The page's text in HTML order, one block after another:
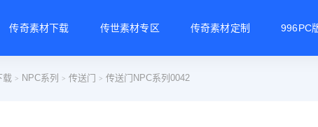
传奇素材下载 传世素材专区 传奇素材定制 996PC
载 > NPC系列 > 传送门 > 传送门NPC系列0042